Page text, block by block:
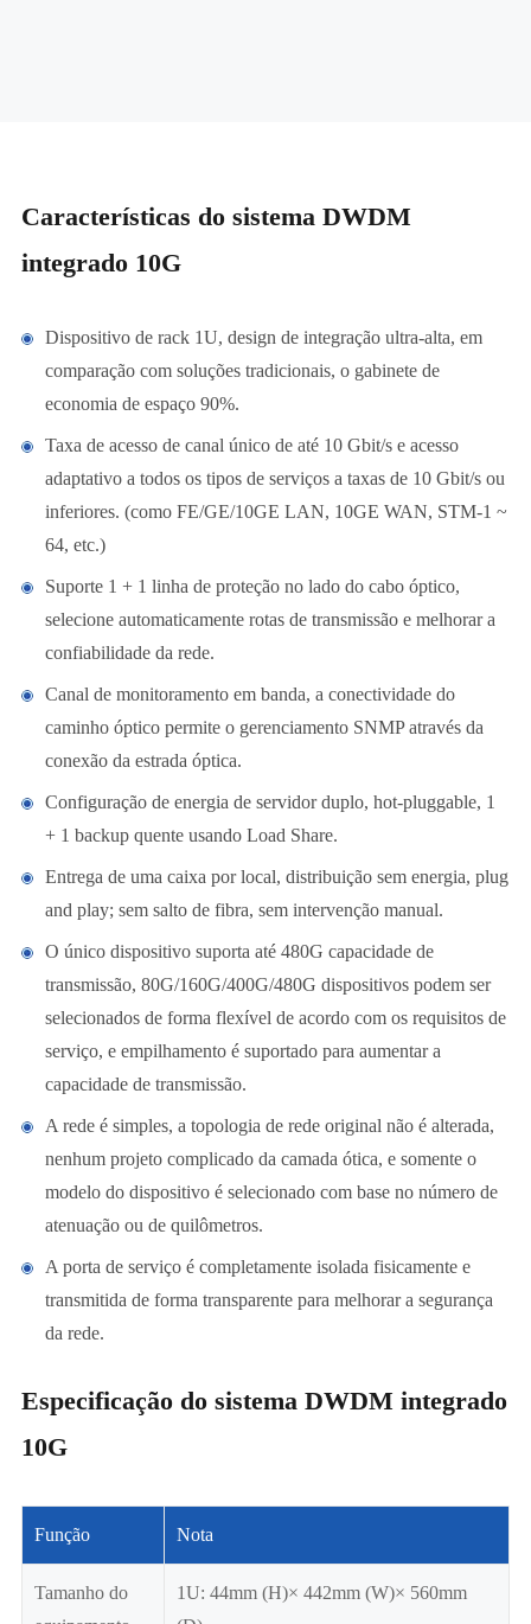
Características do sistema DWDM
integrado 10G
Dispositivo de rack 1U, design de integração ultra-alta, em
comparação com soluções tradicionais, o gabinete de
economia de espaço 90%.
Taxa de acesso de canal único de até 10 Gbit/s e acesso
adaptativo a todos os tipos de serviços a taxas de 10 Gbit/s ou
inferiores. (como FE/GE/10GE LAN, 10GE WAN, STM-1 ~
64, etc.)
Suporte 1 + 1 linha de proteção no lado do cabo óptico,
selecione automaticamente rotas de transmissão e melhorar a
confiabilidade da rede.
Canal de monitoramento em banda, a conectividade do
caminho óptico permite o gerenciamento SNMP através da
conexão da estrada óptica.
Configuração de energia de servidor duplo, hot-pluggable, 1
+ 1 backup quente usando Load Share.
Entrega de uma caixa por local, distribuição sem energia, plug
and play; sem salto de fibra, sem intervenção manual.
O único dispositivo suporta até 480G capacidade de
transmissão, 80G/160G/400G/480G dispositivos podem ser
selecionados de forma flexível de acordo com os requisitos de
serviço, e empilhamento é suportado para aumentar a
capacidade de transmissão.
A rede é simples, a topologia de rede original não é alterada,
nenhum projeto complicado da camada ótica, e somente o
modelo do dispositivo é selecionado com base no número de
atenuação ou de quilômetros.
A porta de serviço é completamente isolada fisicamente e
transmitida de forma transparente para melhorar a segurança
da rede.
Especificação do sistema DWDM integrado
10G
Função Nota
Tamanho do
1U: 44mm (H)× 442mm (W)× 560mm